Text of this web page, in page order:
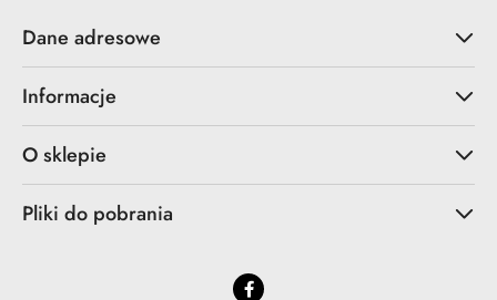
Dane adresowe
Informacje
O sklepie
Pliki do pobrania